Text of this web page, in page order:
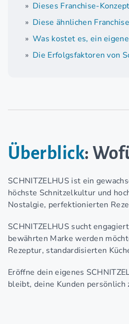
Dieses Franchise-
Diese ähnlichen
Was kostet es, ein
Die Erfolgsfaktoren von
Überblick:
SCHNITZELHUS ist ein
höchste Schnitzelkultur und
Nostalgie, perfektionierten
SCHNITZELHUS sucht
bewährten Marke werden
Rezeptur, standardisierten
Eröffne dein eigenes
bleibt, deine Kunden persönlich